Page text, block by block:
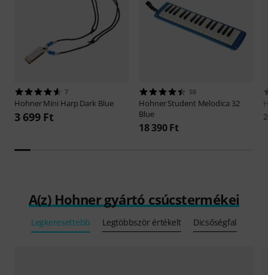
7
HohnerMini Harp Dark Blue
3 699 Ft
58
HohnerStudent Melodica 32
Blue
18 390 Ft
A(z) Hohner gyártó csúcstermékei
Legkeresettebb Legtöbbször értékelt Dicsőségfal